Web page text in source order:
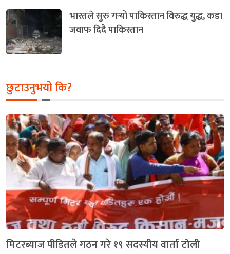
भारतले सुरु गर्‍यो पाकिस्तान विरुद्ध युद्ध, कडा
जवाफ दिदै पाकिस्तान
छुटाउनुभयो कि?
मिटरब्याज पीडितले गठन गरे १९ सदस्यीय वार्ता टोली